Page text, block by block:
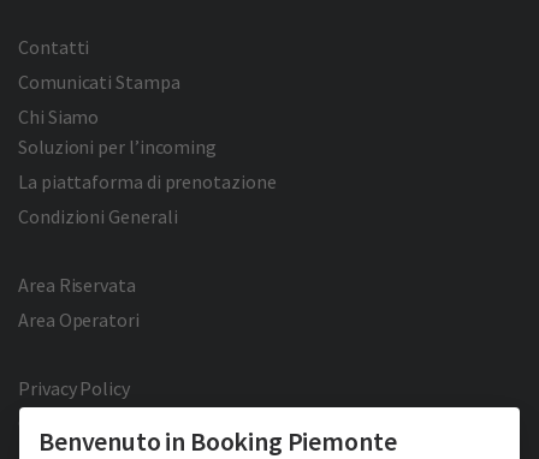
Contatti
Comunicati Stampa
Chi Siamo
Soluzioni per l’incoming
La piattaforma di prenotazione
Condizioni Generali
Area Riservata
Area Operatori
Privacy Policy
Benvenuto in Booking Piemonte